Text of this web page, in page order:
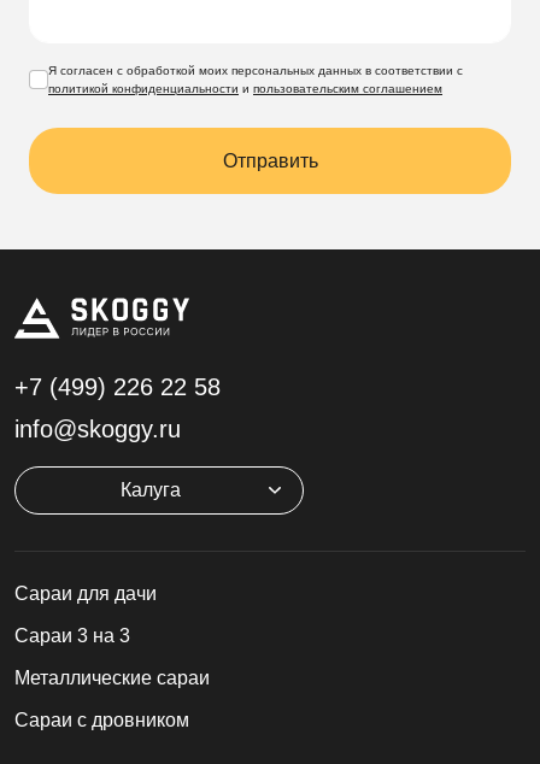
Я согласен с обработкой моих персональных данных в соответствии с
политикой конфиденциальности и пользовательским соглашением
Отправить
+7 (499) 226 22 58
info@skoggy.ru
Калуга
Cараи для дачи
Сараи 3 на 3
Металлические сараи
Сараи с дровником